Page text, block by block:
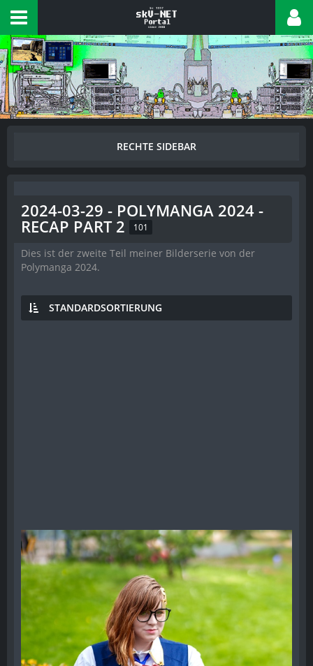
2024-03-29 - POLYMANGA 2024 -
RECAP PART 2 101
Dies ist der zweite Teil meiner Bilderserie von der
Polymanga 2024.
STANDARDSORTIERUNG